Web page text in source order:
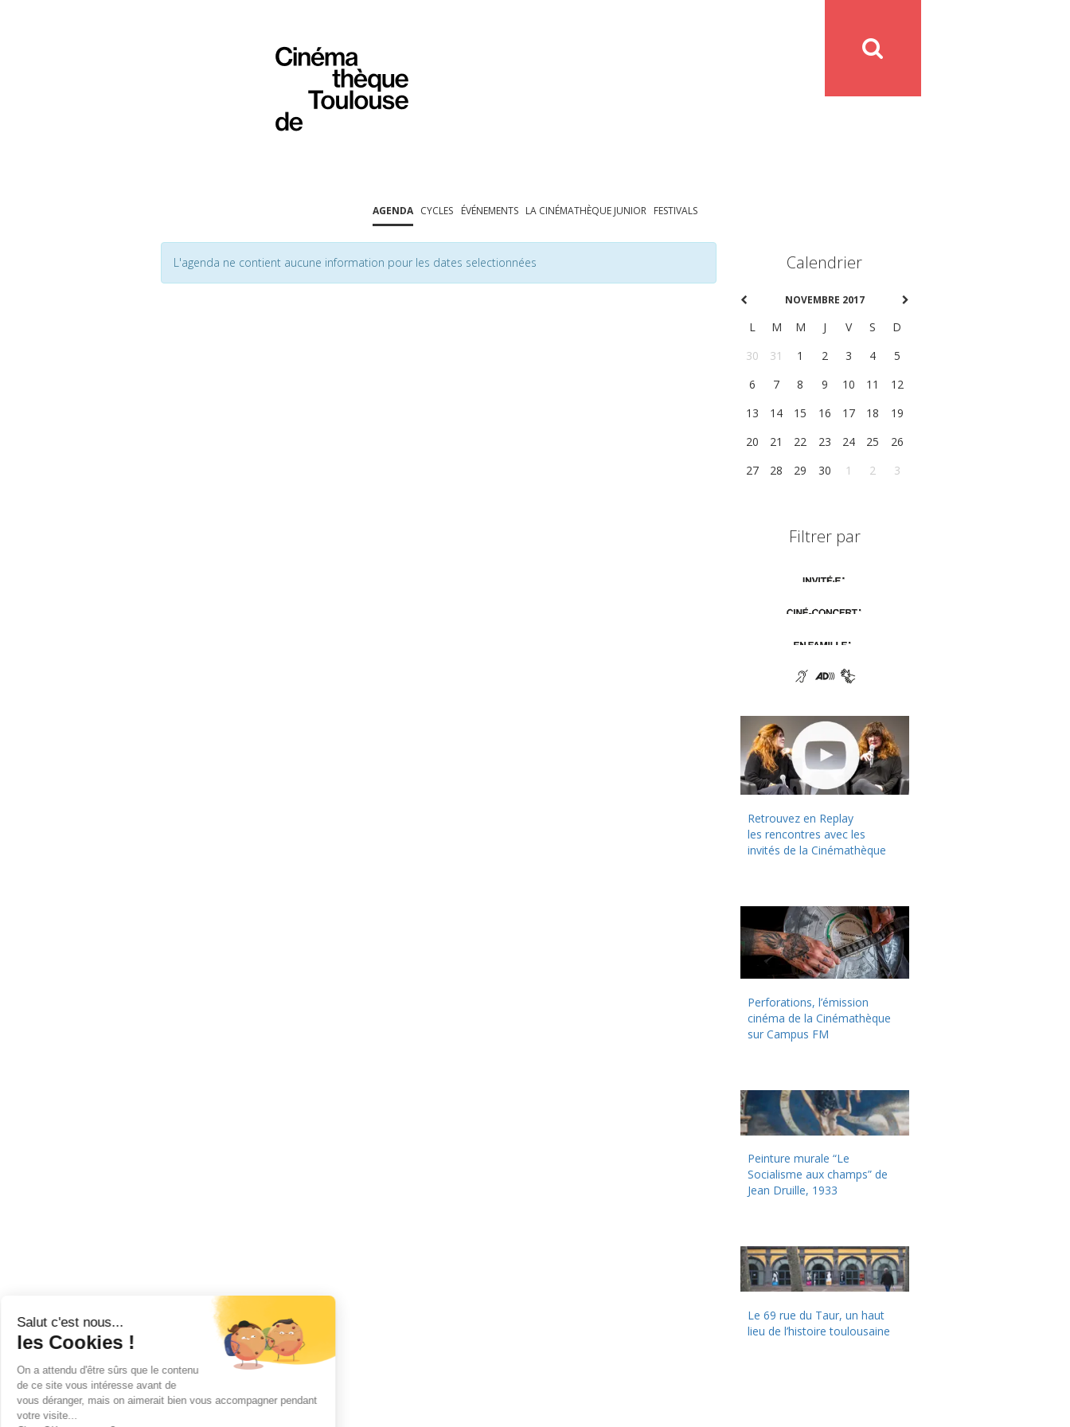
AGENDA CYCLES ÉVÉNEMENTS LA CINÉMATHÈQUE JUNIOR FESTIVALS
L'agenda ne contient aucune information pour les dates selectionnées Calendrier
NOVEMBRE 2017
L M M J V S
D
30
31 1 2 3 4
5
6
7 8 9 10 11
12
13
14 15 16 17 18
19
20
21 22 23 24 25
26
27
28 29 30 1 2 3
Filtrer par
Retrouvez en Replay
les rencontres avec les
invités de la Cinémathèque
Perforations, l’émission
cinéma de la Cinémathèque
sur Campus FM
Peinture murale “Le
Socialisme aux champs” de
Jean Druille, 1933
Le 69 rue du Taur, un haut
lieu de l’histoire toulousaine